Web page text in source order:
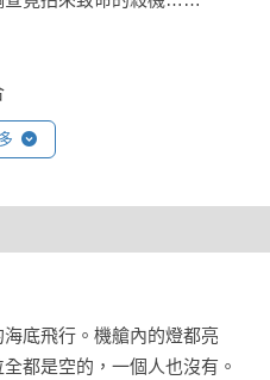
死亡的陷阱。
驚奇上市
18 懸疑上市
定7月上市，敬請期待
底飛行。機艙內的燈都亮
都是空的，一個人也沒有。